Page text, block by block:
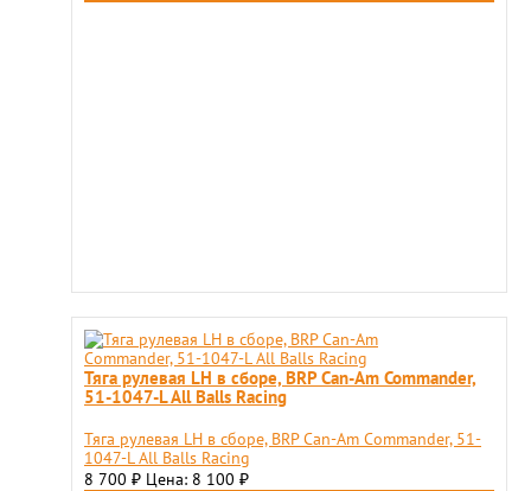
Тяга рулевая LH в сборе, BRP Can-Am Commander,
51-1047-L All Balls Racing
Тяга рулевая LH в сборе, BRP Can-Am Commander, 51-
1047-L All Balls Racing
8 700 ₽ Цена: 8 100 ₽